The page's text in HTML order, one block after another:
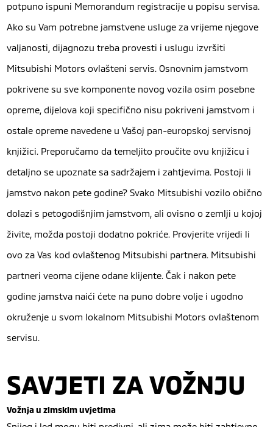
potpuno ispuni Memorandum registracije u popisu servisa.
Ako su Vam potrebne jamstvene usluge za vrijeme njegove
valjanosti, dijagnozu treba provesti i uslugu izvršiti
Mitsubishi Motors ovlašteni servis. Osnovnim jamstvom
pokrivene su sve komponente novog vozila osim posebne
opreme, dijelova koji specifično nisu pokriveni jamstvom i
ostale opreme navedene u Vašoj pan-europskoj servisnoj
knjižici. Preporučamo da temeljito proučite ovu knjižicu i
detaljno se upoznate sa sadržajem i zahtjevima. Postoji li
jamstvo nakon pete godine? Svako Mitsubishi vozilo obično
dolazi s petogodišnjim jamstvom, ali ovisno o zemlji u kojoj
živite, možda postoji dodatno pokriće. Provjerite vrijedi li
ovo za Vas kod ovlaštenog Mitsubishi partnera. Mitsubishi
partneri veoma cijene odane klijente. Čak i nakon pete
godine jamstva naići ćete na puno dobre volje i ugodno
okruženje u svom lokalnom Mitsubishi Motors ovlaštenom
servisu.
SAVJETI ZA VOŽNJU
Vožnja u zimskim uvjetima